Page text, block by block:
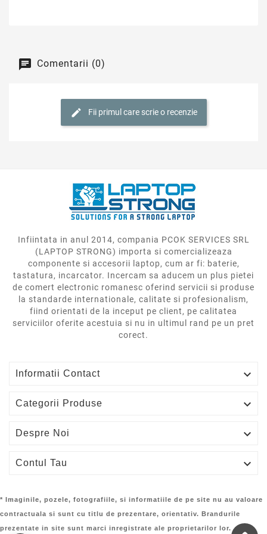
Comentarii (0)
Fii primul care scrie o recenzie
Infiintata in anul 2014, compania PCOK SERVICES SRL
(LAPTOP STRONG) importa si comercializeaza
componente si accesorii laptop, cum ar fi: baterie,
tastatura, incarcator. Incercam sa aducem un plus pietei
de comert electronic romanesc oferind servicii si produse
la standarde internationale, calitate si profesionalism,
fiind orientati de la inceput pe client, pe calitatea
serviciilor oferite acestuia si nu in ultimul rand pe un pret
corect.
Informatii Contact 
Categorii Produse 
Despre Noi 
Contul Tau 
* Imaginile, pozele, fotografiile, si informatiile de pe site nu au valoare
contractuala si sunt cu titlu de prezentare, orientativ. Brandurile
prezentate in site sunt marci inregistrate ale proprietarilor lor.